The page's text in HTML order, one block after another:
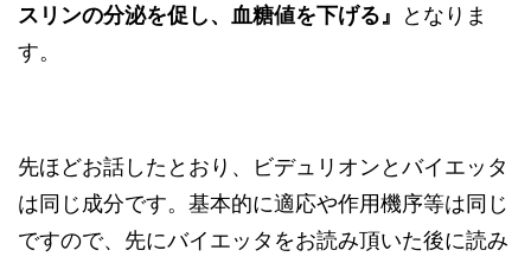
スリンの分泌を促し、血糖値を下げる』
となりま
す。
先ほどお話したとおり、ビデュリオンとバイエッタ
は同じ成分です。基本的に適応や作用機序等は同じ
ですので、先にバイエッタをお読み頂いた後に読み